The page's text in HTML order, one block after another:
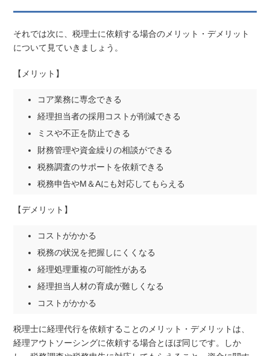
それでは次に、税理士に依頼する場合のメリット・デメリット
について見ていきましょう。
【メリット】
コア業務に専念できる
経理担当者の採用コストが削減できる
ミスや不正を防止できる
財務管理や資金繰りの相談ができる
税務調査のサポートを依頼できる
税務申告やM＆Aにも対応してもらえる
【デメリット】
コストがかかる
税務の状況を把握しにくくなる
経理処理重複の可能性がある
経理担当人材の育成が難しくなる
コストがかかる
税理士に経理代行を依頼することのメリット・デメリットは、
経理アウトソーシングに依頼する場合とほぼ同じです。しか